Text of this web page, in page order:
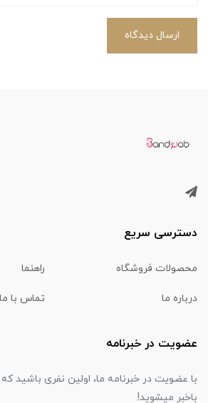
ارسال دیدگاه
دسترسی سریع
محصولات فروشگاه راهنما
درباره ما تماس با ما
عضویت در خبرنامه
با عضویت در خبرنامه ما، اولین نفری باشید
باخبر میشوید!